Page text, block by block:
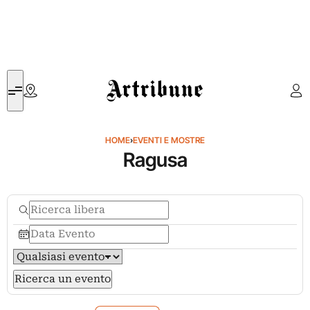
Artribune
HOME›EVENTI E MOSTRE
Ragusa
Ricerca un evento